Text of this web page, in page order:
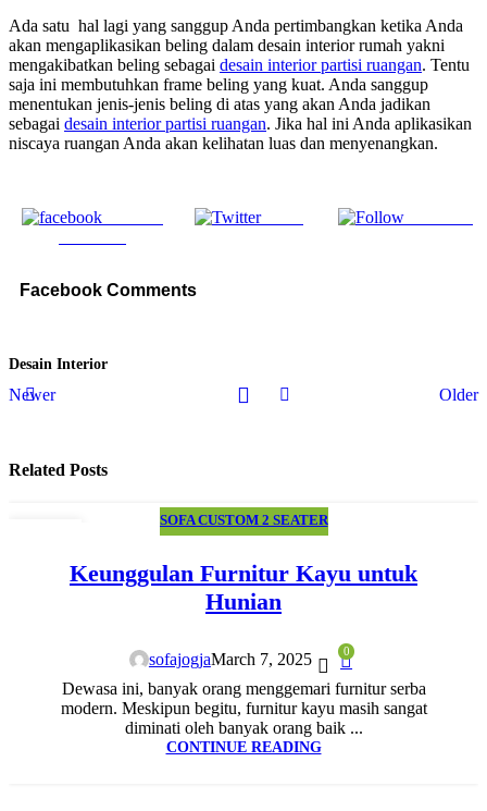
Ada satu hal lagi yang sanggup Anda pertimbangkan ketika Anda
akan mengaplikasikan beling dalam desain interior rumah yakni
mengakibatkan beling sebagai desain interior partisi ruangan. Tentu
saja ini membutuhkan frame beling yang kuat. Anda sanggup
menentukan jenis-jenis beling di atas yang akan Anda jadikan
sebagai desain interior partisi ruangan. Jika hal ini Anda aplikasikan
niscaya ruangan Anda akan kelihatan luas dan menyenangkan.
Tweet
Facebook Comments
Desain Interior
Newer Older
Related Posts
SOFA CUSTOM 2 SEATER
Keunggulan Furnitur Kayu untuk
Hunian
sofajogjaMarch 7, 2025 0
Dewasa ini, banyak orang menggemari furnitur serba
modern. Meskipun begitu, furnitur kayu masih sangat
diminati oleh banyak orang baik ...
CONTINUE READING